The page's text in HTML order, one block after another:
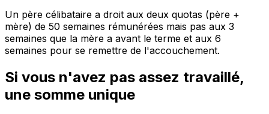
Un père célibataire a droit aux deux quotas (père +
mère) de 50 semaines rémunérées mais pas aux 3
semaines que la mère a avant le terme et aux 6
semaines pour se remettre de l'accouchement.
Si vous n'avez pas assez travaillé,
une somme unique